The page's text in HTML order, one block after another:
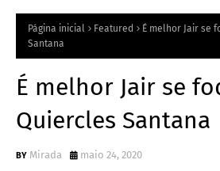
Página inicial Featured
É melhor Jair se
Santana
É melhor Jair se
Quiercles Santana
Mirada maio 24, 2020